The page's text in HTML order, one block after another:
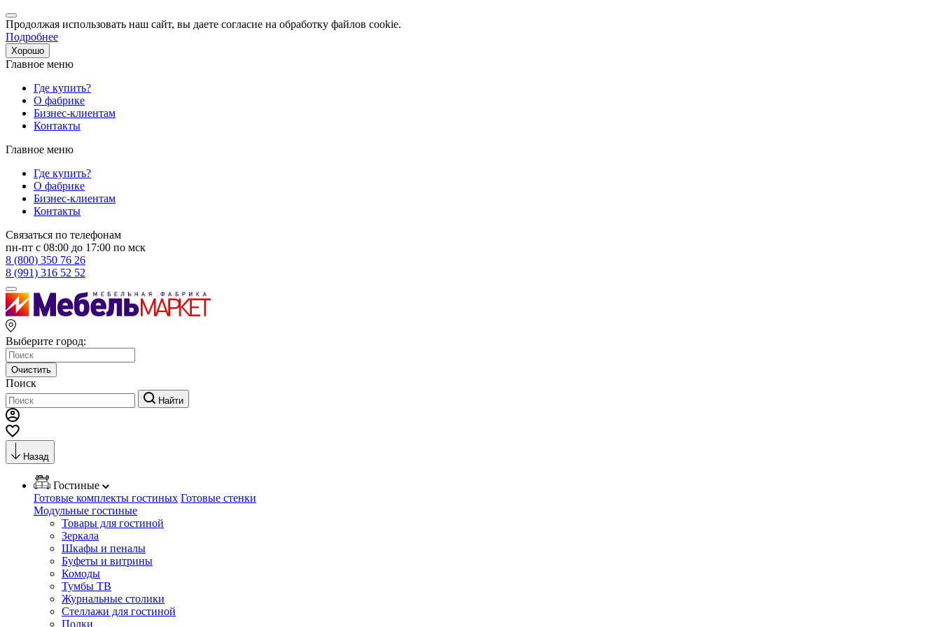
Продолжая использовать наш сайт, вы даете согласие на обработку файлов cookie.
Подробнее
Хорошо
Главное меню
Где купить?
О фабрике
Бизнес-клиентам
Контакты
Главное меню
Где купить?
О фабрике
Бизнес-клиентам
Контакты
Связаться по телефонам
пн-пт с 08:00 до 17:00 по мск
8 (800) 350 76 26
8 (991) 316 52 52
Выберите город:
Очистить
Поиск
Найти
Назад
Гостиные
Готовые комплекты гостиных Готовые стенки
Модульные гостиные
Товары для гостиной
Зеркала
Шкафы и пеналы
Буфеты и витрины
Комоды
Тумбы ТВ
Журнальные столики
Стеллажи для гостиной
Полки